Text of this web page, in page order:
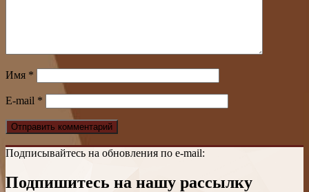
Имя *
E-mail *
Подписывайтесь на обновления по e-mail:
Подпишитесь на нашу рассылку